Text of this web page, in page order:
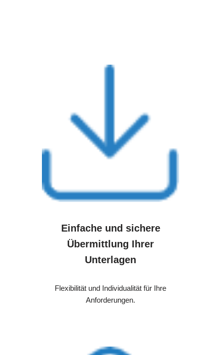
Einfache und sichere
Übermittlung Ihrer
Unterlagen
Flexibilität und Individualität für Ihre
Anforderungen.